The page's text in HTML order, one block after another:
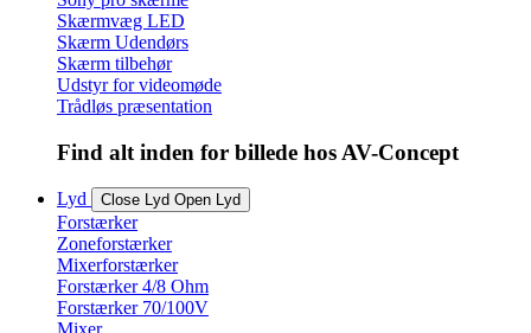
Skærmvæg LED
Skærm Udendørs
Skærm tilbehør
Udstyr for videomøde
Trådløs præsentation
Find alt inden for billede hos AV-Concept
Lyd Close Lyd Open Lyd
Forstærker
Zoneforstærker
Mixerforstærker
Forstærker 4/8 Ohm
Forstærker 70/100V